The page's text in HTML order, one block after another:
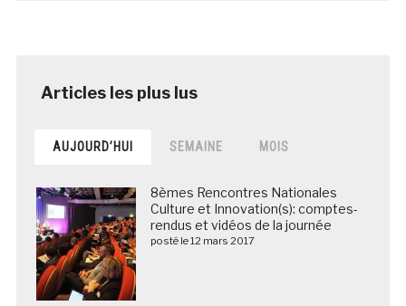
AUJOURD’HUI SEMAINE MOIS
8èmes Rencontres Nationales
Culture et Innovation(s): comptes-
rendus et vidéos de la journée
posté le 12 mars 2017